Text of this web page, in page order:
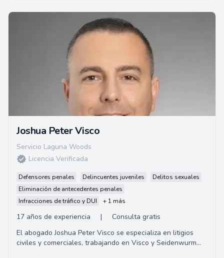
Joshua Peter Visco
Servicio Laguna Woods
Licencia Verificada
Defensores penales Delincuentes juveniles
Delitos sexuales
Eliminación de antecedentes penales
Infracciones de tráfico y DUI
+ 1 más
17 años de experiencia |
Consulta gratis
El abogado Joshua Peter Visco se especializa en litigios
civiles y comerciales, trabajando en Visco y Seidenwurm